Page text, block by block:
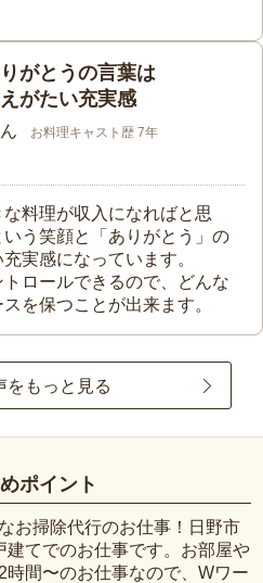
がとうの言葉は
がたい充実感
お料理キャスト歴 7年
料理が収入になればと思
う笑顔と「ありがとう」の
実感になっています。
ロールできるので、どんな
を保つことが出来ます。
をもっと見る
ポイント
お掃除代行のお仕事！日野市
建てでのお仕事です。お部屋や
間〜のお仕事なので、Wワー